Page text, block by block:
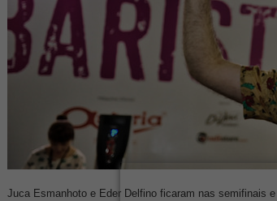
Juca Esmanhoto e Eder Delfino ficaram nas semifinais